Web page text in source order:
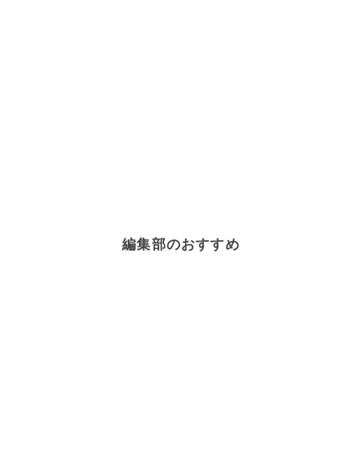
編集部のおすすめ